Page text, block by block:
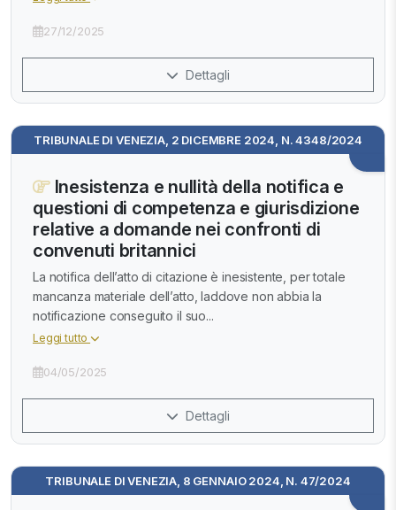
27/12/2025
Dettagli
TRIBUNALE DI VENEZIA, 2 DICEMBRE 2024, N. 4348/2024
Inesistenza e nullità della notifica e
questioni di competenza e giurisdizione
relative a domande nei confronti di
convenuti britannici
La notifica dell’atto di citazione è inesistente, per totale
mancanza materiale dell’atto, laddove non abbia la
notificazione conseguito il suo...
Leggi tutto
04/05/2025
Dettagli
TRIBUNALE DI VENEZIA, 8 GENNAIO 2024, N. 47/2024